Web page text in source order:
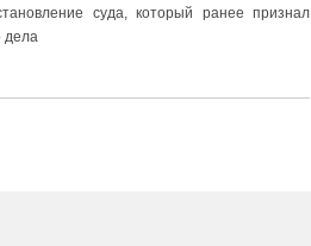
суда, который ранее признал
дела